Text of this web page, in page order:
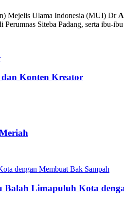
Mejelis Ulama Indonesia (MUI) Dr
Perumnas Siteba Padang, serta ibu-
dan Konten Kreator
Limapuluh Kota